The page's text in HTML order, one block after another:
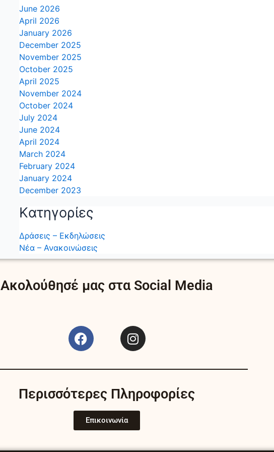
June 2026
April 2026
January 2026
December 2025
November 2025
October 2025
April 2025
November 2024
October 2024
July 2024
June 2024
April 2024
March 2024
February 2024
January 2024
December 2023
Kατηγορίες
Δράσεις – Εκδηλώσεις
Νέα – Ανακοινώσεις
Ακολούθησέ μας στα Social Media
F
a
e
o
o
k
I
n
t
g
r
m
Περισσότερες Πληροφορίες
Επικοινωνία